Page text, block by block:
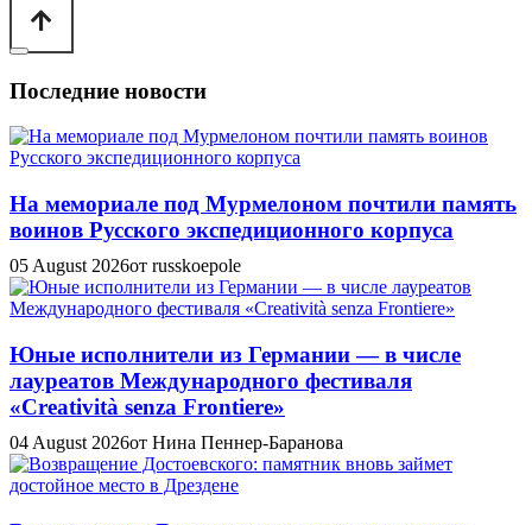
Последние новости
На мемориале под Мурмелоном почтили память
воинов Русского экспедиционного корпуса
05 August 2026от russkoepole
Юные исполнители из Германии — в числе
лауреатов Международного фестиваля
«Creatività senza Frontiere»
04 August 2026от Нина Пеннер-Баранова